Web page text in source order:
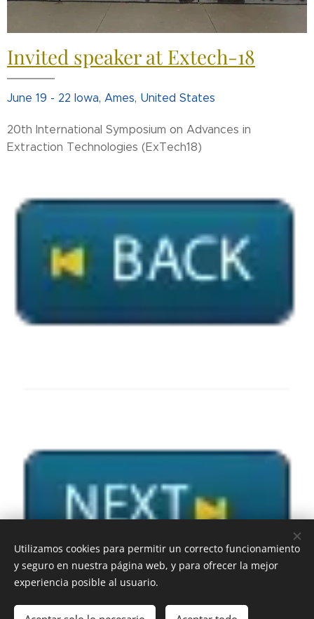
Invited speaker at Extech-18
June 19 - 22 Iowa, Ames, United States
20th International Symposium on Advances in
Extraction Technologies (ExTech18)
Utilizamos cookies para permitir un correcto funcionamiento
y seguro en nuestra página web, y para ofrecer la mejor
experiencia posible al usuario.